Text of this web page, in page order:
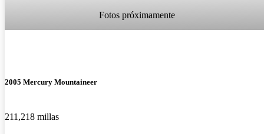
Fotos próximamente
2005 Mercury Mountaineer
211,218 millas